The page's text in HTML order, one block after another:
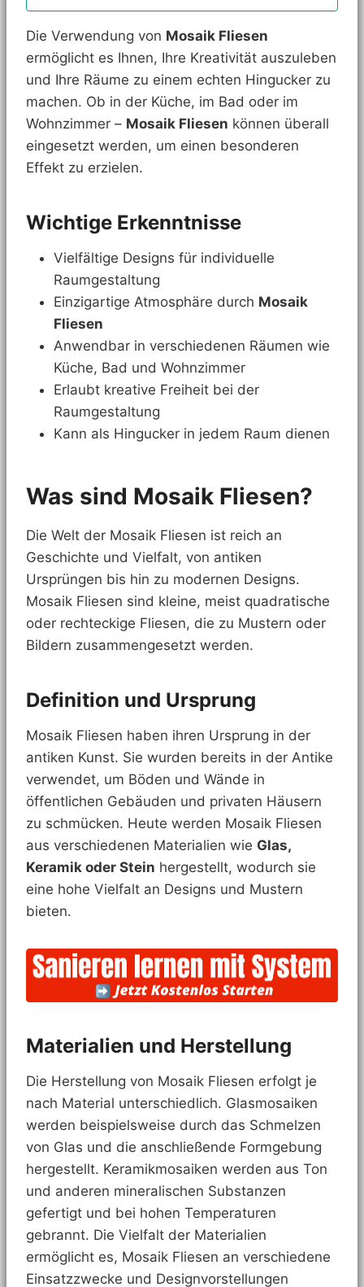
Die Verwendung von Mosaik Fliesen
ermöglicht es Ihnen, Ihre Kreativität auszuleben
und Ihre Räume zu einem echten Hingucker zu
machen. Ob in der Küche, im Bad oder im
Wohnzimmer – Mosaik Fliesen können überall
eingesetzt werden, um einen besonderen
Effekt zu erzielen.
Wichtige Erkenntnisse
Vielfältige Designs für individuelle
Raumgestaltung
Einzigartige Atmosphäre durch Mosaik
Fliesen
Anwendbar in verschiedenen Räumen wie
Küche, Bad und Wohnzimmer
Erlaubt kreative Freiheit bei der
Raumgestaltung
Kann als Hingucker in jedem Raum dienen
Was sind Mosaik Fliesen?
Die Welt der Mosaik Fliesen ist reich an
Geschichte und Vielfalt, von antiken
Ursprüngen bis hin zu modernen Designs.
Mosaik Fliesen sind kleine, meist quadratische
oder rechteckige Fliesen, die zu Mustern oder
Bildern zusammengesetzt werden.
Definition und Ursprung
Mosaik Fliesen haben ihren Ursprung in der
antiken Kunst. Sie wurden bereits in der Antike
verwendet, um Böden und Wände in
öffentlichen Gebäuden und privaten Häusern
zu schmücken. Heute werden Mosaik Fliesen
aus verschiedenen Materialien wie Glas,
Keramik oder Stein hergestellt, wodurch sie
eine hohe Vielfalt an Designs und Mustern
bieten.
Materialien und Herstellung
Die Herstellung von Mosaik Fliesen erfolgt je
nach Material unterschiedlich. Glasmosaiken
werden beispielsweise durch das Schmelzen
von Glas und die anschließende Formgebung
hergestellt. Keramikmosaiken werden aus Ton
und anderen mineralischen Substanzen
gefertigt und bei hohen Temperaturen
gebrannt. Die Vielfalt der Materialien
ermöglicht es, Mosaik Fliesen an verschiedene
Einsatzzwecke und Designvorstellungen